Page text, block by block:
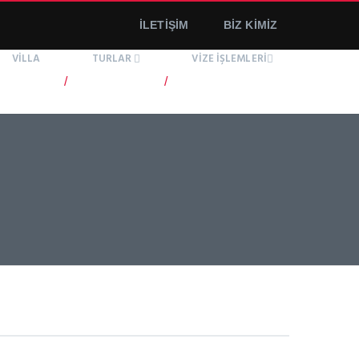
İLETİŞİM BİZ KİMİZ
VİLLA
/
TURLAR
/
VİZE İŞLEMLERİ